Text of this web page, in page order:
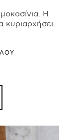
Η
κυριαρχήσει.